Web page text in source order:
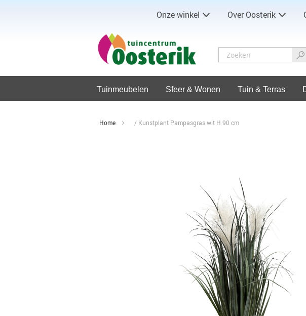
Onze winkel Over Oosterik
Tuinmeubelen Sfeer & Wonen Tuin & Terras
Home Kunstplant Pampasgras wit H 90 cm